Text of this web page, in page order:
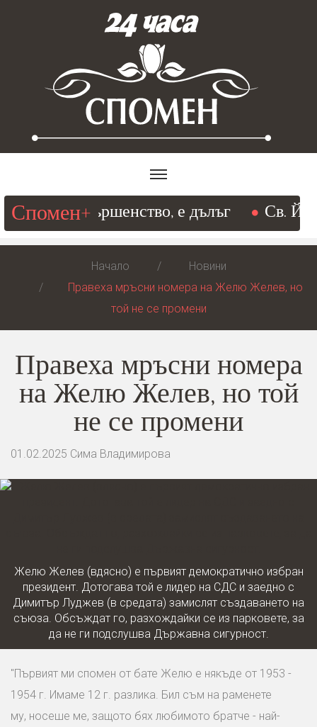
Спомен+
към съвършенство, е дълъг Св. Йоан
Начало
Новини
Правеха мръсни номера на Желю Желев, но
той не се промени
Правеха мръсни номера
на Желю Желев, но той
не се промени
01.02.2025 Сима Владимирова
Желю Желев (вдясно) е първият демократично избран
президент. Дотогава той е лидер на СДС и заедно с
Димитър Луджев (в средата) замислят създаването на
съюза. Обсъждат го, разхождайки се из парковете, за
да не ги подслушва Държавна сигурност.
"Първият ми спомен от бате Желю е някъде от 1953 -
1954 г. Имаме 12 г. разлика. Бил съм на раменете
му, носеше ме, защото бях любимото братче - най-